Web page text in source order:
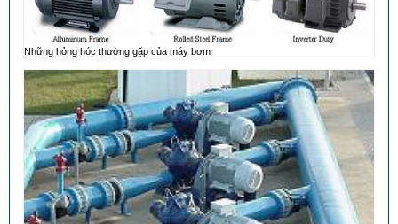
Những hỏng hóc thường gặp của máy bơm